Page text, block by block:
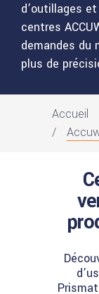
d’outillages
centres
demandes du
plus de
Accueil